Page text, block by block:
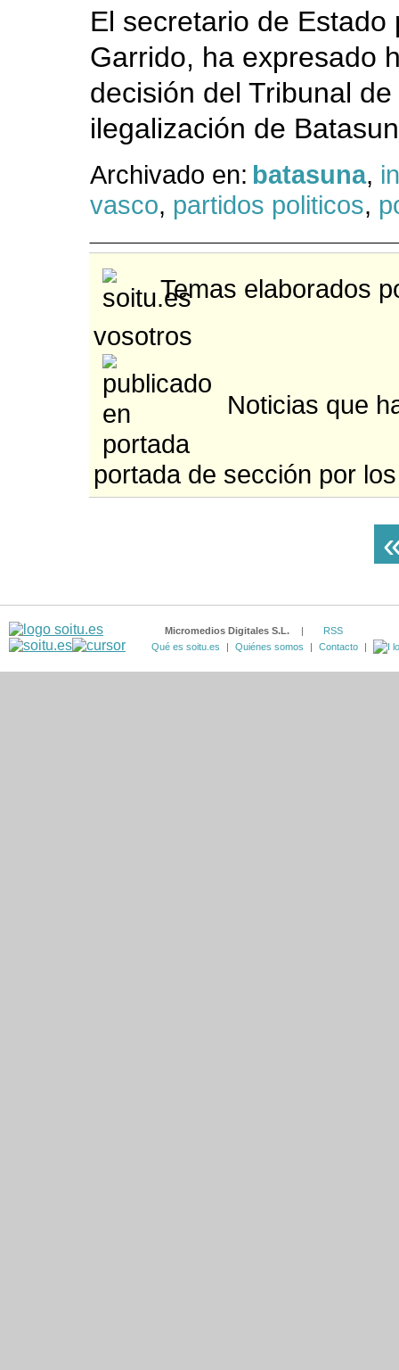
El secretario de
Garrido, ha expresado
decisión del Tribunal
ilegalización de
Archivado en: batasuna,
vasco, partidos politicos,
Temas elaborados
vosotros
Noticias que
portada de sección por
Micromedios Digitales S.L.
RSS
Qué es soitu.es
Quiénes somos Contacto